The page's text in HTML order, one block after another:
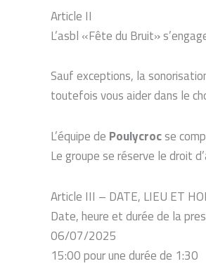
Article II
L’asbl «Fête du Bruit»
Sauf exceptions, la
toutefois vous aider dans le
L’équipe de Poulycrocse
Le groupe se réserve le droit
Article III – DATE, LIEU ET
Date, heure et durée de la
06/07/2025
15:00 pour une durée de 1:30